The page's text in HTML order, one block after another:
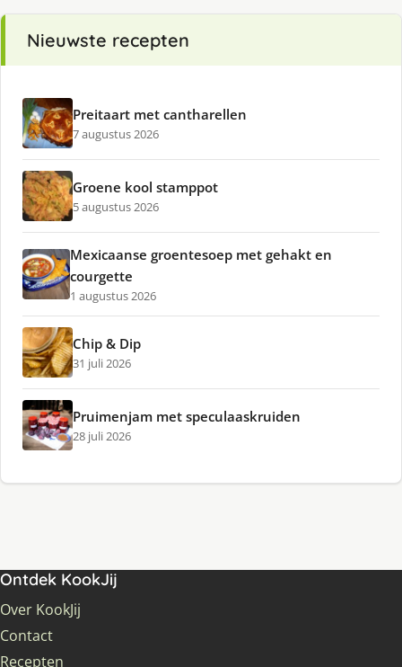
Nieuwste recepten
Preitaart met cantharellen
7 augustus 2026
Groene kool stamppot
5 augustus 2026
Mexicaanse groentesoep met gehakt en
courgette
1 augustus 2026
Chip & Dip
31 juli 2026
Pruimenjam met speculaaskruiden
28 juli 2026
Ontdek KookJij
Over KookJij
Contact
Recepten